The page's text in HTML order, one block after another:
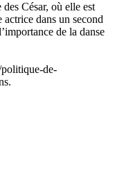
César, où elle est
dans un second
de la danse
de-